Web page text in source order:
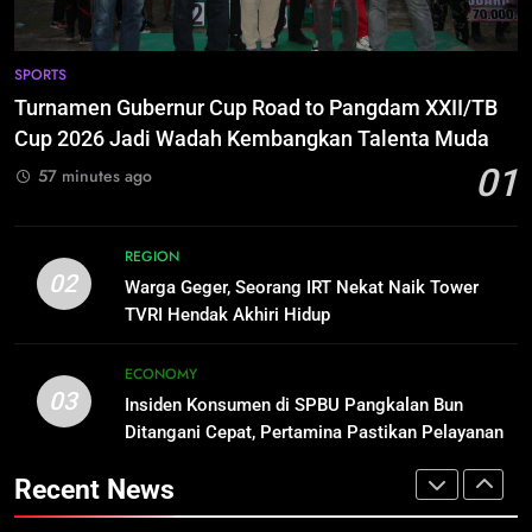
1
Pangdam XXII/TB Cup 2026 Jadi
Wadah Kembangkan Talenta Muda
SPORTS
Warga Geger, Seorang IRT Nekat
Hidup
REGION
Pangkalan Bun Ditangani Cepat,
Pertamina Pastikan Pelayanan
ECONOMY
SPORTS
Turnamen Gubernur Cup Road to Pangdam XXII/TB
Cup 2026 Jadi Wadah Kembangkan Talenta Muda
01
57 minutes ago
02
REGION
Warga Geger, Seorang IRT Nekat Naik Tower
TVRI Hendak Akhiri Hidup
03
ECONOMY
Insiden Konsumen di SPBU Pangkalan Bun
Ditangani Cepat, Pertamina Pastikan Pelayanan
Recent News
Listrik di Kalsel-Teng
NUSANTARA
Sudarsono: Keberhasilan APBD
Bukan Sekadar Hemat Anggaran
Turnamen Gubernur Cup Road to
Pangdam XXII/TB Cup 2026 Jadi
SPORTS
2
Warga Geger, Seorang IRT Nekat
Naik Tower TVRI Hendak Akhiri